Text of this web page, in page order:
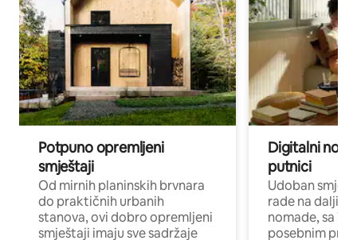
Potpuno opremljeni
smještaji
Od mirnih planinskih brvnara
do praktičnih urbanih
stanova, ovi dobro opremljeni
smještaji imaju sve sadržaje
Digitalni
putnici
Udoban
rade na
nomade, sa
posebnim